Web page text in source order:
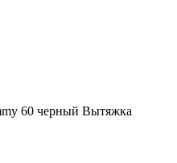
60 черный Вытяжка